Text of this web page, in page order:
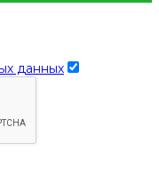
данных